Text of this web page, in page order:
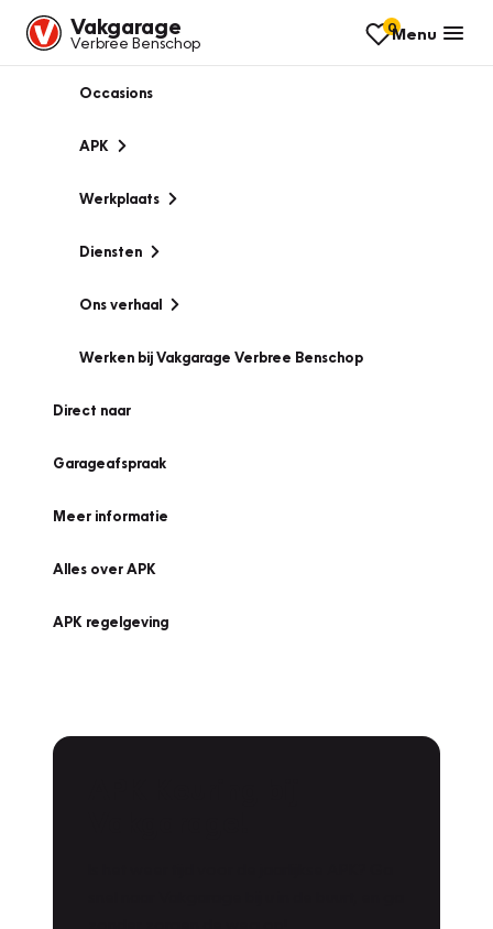
Vakgarage
Verbree Benschop
0Menu
Occasions
APK
Werkplaats
Diensten
Ons verhaal
Werken bij Vakgarage Verbree Benschop
Direct naar
Garageafspraak
Meer informatie
Alles over APK
APK regelgeving